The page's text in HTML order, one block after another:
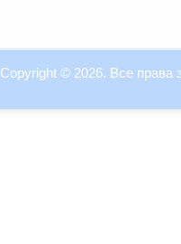
Copyright © 2026. Все